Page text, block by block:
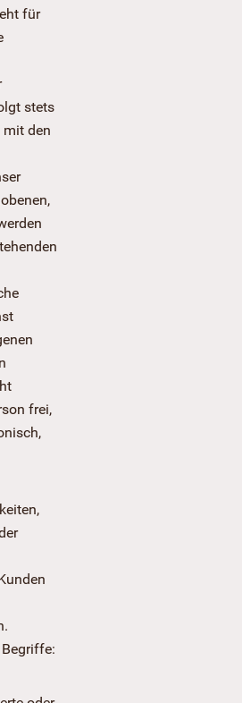
für
stets
mit den
frei,